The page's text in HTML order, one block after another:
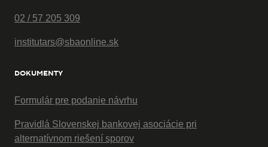
02 / 57 205 309
institutars@sbaonline.sk
DOKUMENTY
Formulár pre podanie návrhu
Pravidlá Slovenskej bankovej asociácie pri
alternatívnom riešení sporov